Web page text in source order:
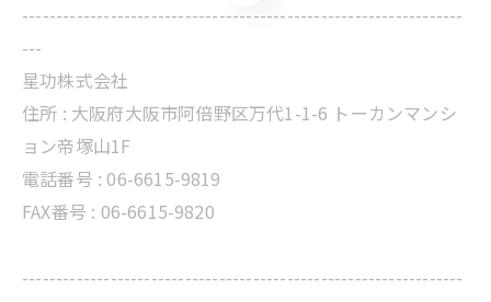
-----------------------------------------------------------------
---
星功株式会社
住所 : 大阪府大阪市阿倍野区万代1-1-6 トーカンマンシ
ョン帝塚山1F
電話番号 : 06-6615-9819
FAX番号 : 06-6615-9820
-----------------------------------------------------------------